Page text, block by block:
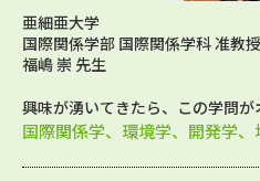
亜細亜大学
国際関係学部 国際関係学科 准教授
福嶋 崇 先生
興味が湧いてきたら、この学問が
国際関係学、環境学、開発学、